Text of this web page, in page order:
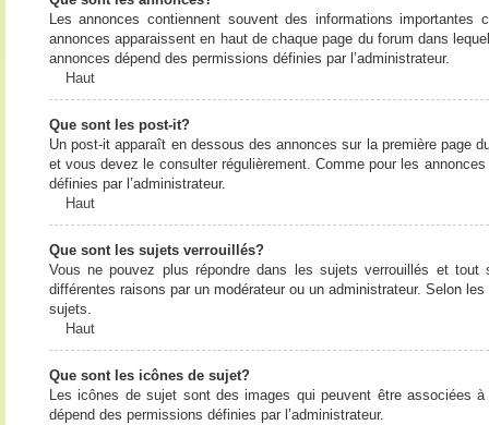
Les annonces contiennent souvent des informations
annonces apparaissent en haut de chaque page du forum dans
annonces dépend des permissions définies par l’administrateur.
Haut
Que sont les post-it?
Un post-it apparaît en dessous des annonces sur la première page
et vous devez le consulter régulièrement. Comme pour les
définies par l’administrateur.
Haut
Que sont les sujets verrouillés?
Vous ne pouvez plus répondre dans les sujets verrouillés et
différentes raisons par un modérateur ou un administrateur. Selon
sujets.
Haut
Que sont les icônes de sujet?
Les icônes de sujet sont des images qui peuvent être associées
dépend des permissions définies par l’administrateur.